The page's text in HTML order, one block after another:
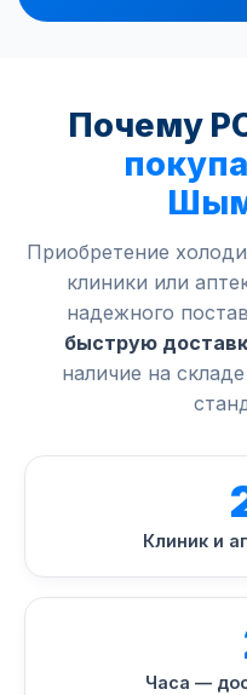
Почему
Приобретение
клиники или
надежного
быструю
наличие на
Клиник и
Часа —